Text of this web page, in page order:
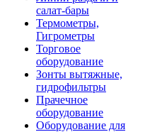
салат-бары
Термометры,
Гигрометры
Торговое
оборудование
Зонты вытяжные,
гидрофильтры
Прачечное
оборудование
Оборудование для